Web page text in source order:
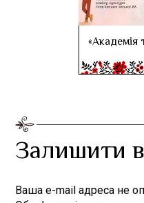
«Академія
Залишити
Ваша e-mail адреса не